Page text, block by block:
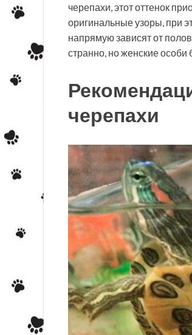
черепахи, этот оттенок
оригинальные узоры, при
напрямую зависят от
странно, но женские
черепахи